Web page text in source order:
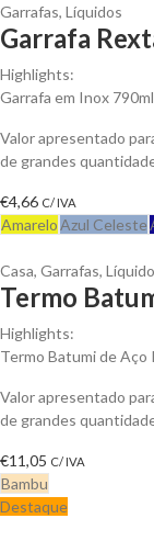
Garrafas, Líquidos
Garrafa
Highlights:
Garrafa em Inox
Valor apresentado
de grandes
€4,66 C/ IVA
AmareloAzul Celeste
Casa, Garrafas,
Termo
Highlights:
Termo Batumi de Aço
Valor apresentado
de grandes
€11,05 C/ IVA
Bambu
Destaque